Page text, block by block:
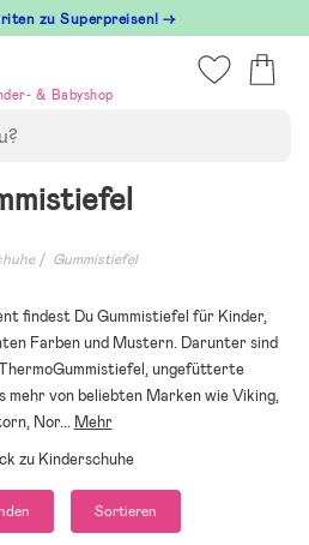
zu Superpreisen! →
& Babyshop
Gummistiefel
findest Du Gummistiefel für Kinder,
Farben und Mustern. Darunter sind
ungefütterte
mehr von beliebten Marken wie Viking,
Nor... Mehr
zu Kinderschuhe
Sortieren